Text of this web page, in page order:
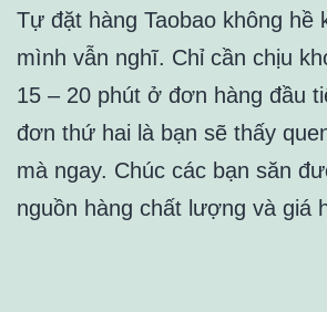
Tự đặt hàng Taobao không hề
mình vẫn nghĩ. Chỉ cần chịu
15 – 20 phút ở đơn hàng đầu
đơn thứ hai là bạn sẽ thấy
mà ngay. Chúc các bạn săn
nguồn hàng chất lượng và giá